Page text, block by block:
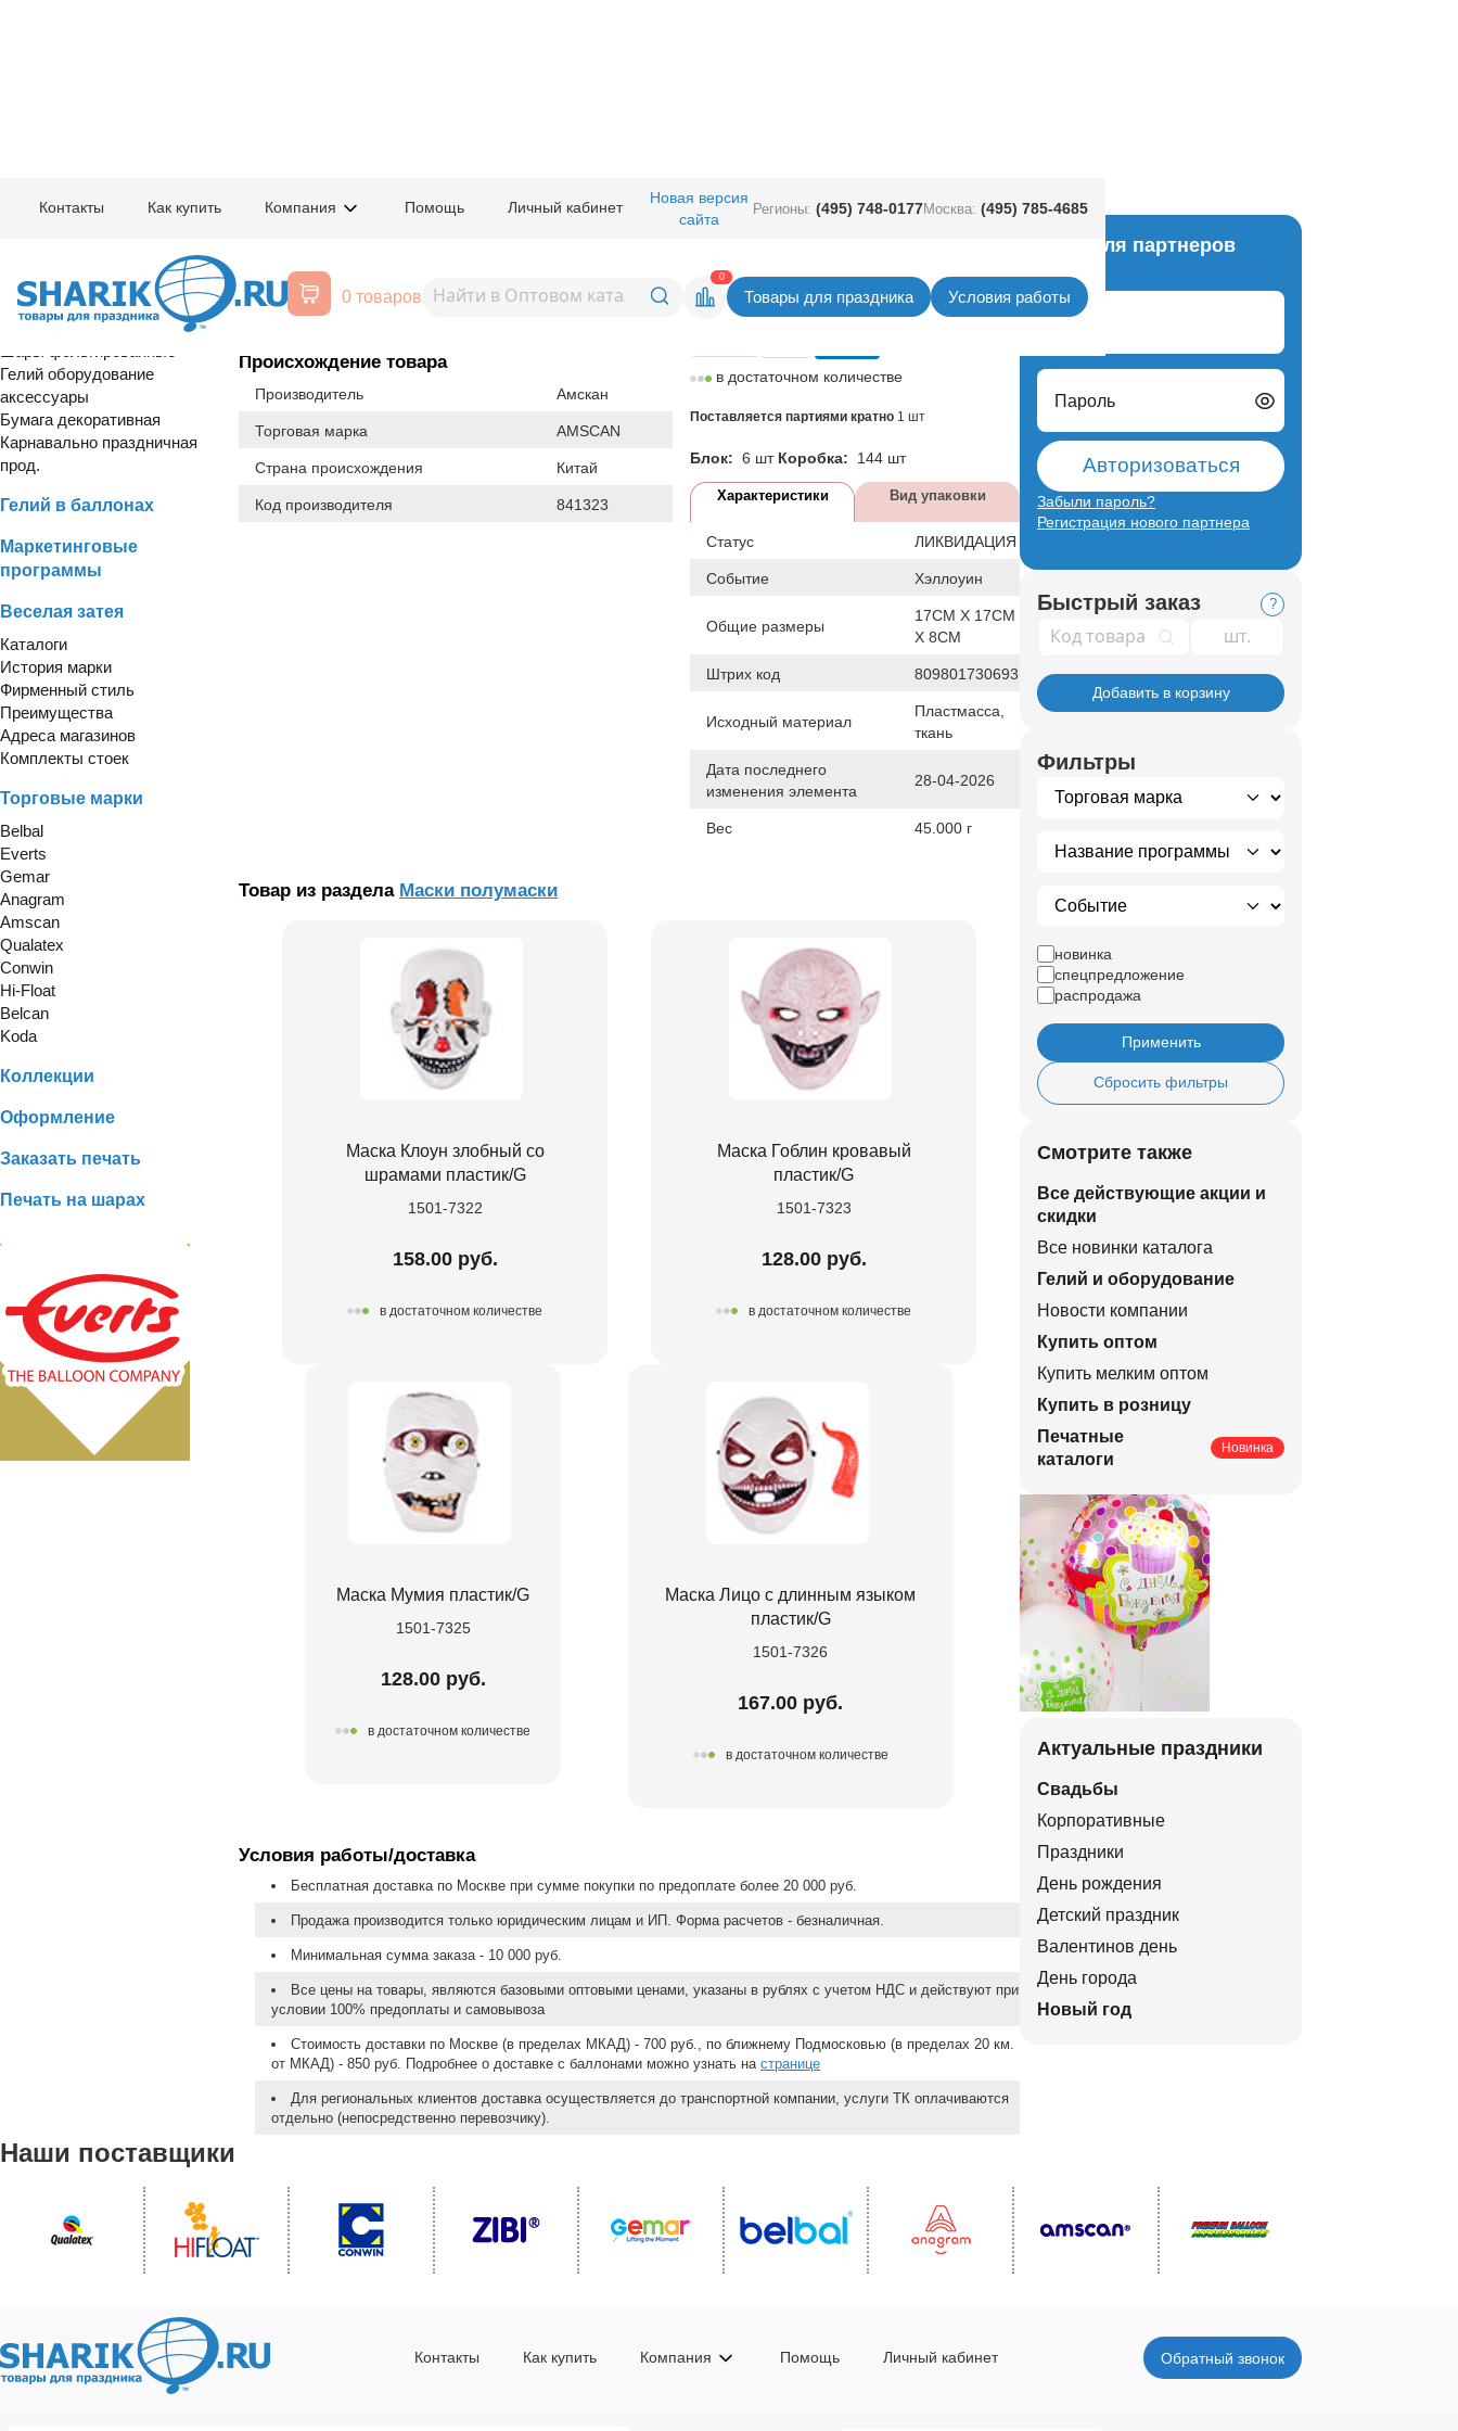
Контакты Как купить Компания Помощь Личный кабинет
Новая версия
сайта
Регионы: (495) 748-0177Москва: (495) 785-4685
0 товаров
0
Товары для праздника Условия работы
Расширенный поиск
Шары латексные
Гелий оборудование
аксессуары
Бумага декоративная
Карнавально праздничная
прод.
Гелий в баллонах
Маркетинговые
программы
Веселая затея
Каталоги
История марки
Фирменный стиль
Преимущества
Адреса магазинов
Комплекты стоек
Торговые марки
Belbal
Everts
Gemar
Anagram
Amscan
Qualatex
Conwin
Hi-Float
Belcan
Koda
Коллекции
Оформление
Заказать печать
Печать на шарах
1501-3058 Вернуться в раздел Маски полумаски
Происхождение товара
Производитель Амскан
Торговая марка AMSCAN
Страна происхождения Китай
Код производителя 841323
Цена 475,00 руб. за шт
в достаточном количестве
Поставляется партиями кратно 1 шт
Блок: 6 шт Коробка: 144 шт
Характеристики Вид упаковки
Статус ЛИКВИДАЦИЯ
Событие Хэллоуин
Общие размеры
17СМ X 17СМ
X 8СМ
Штрих код 809801730693
Исходный материал
Пластмасса,
ткань
Дата последнего
изменения элемента
28-04-2026
Вес 45.000 г
Товар из раздела Маски полумаски
Маска Клоун злобный со
шрамами пластик/G
1501-7322
158.00 руб.
в достаточном количестве
Маска Гоблин кровавый
пластик/G
1501-7323
128.00 руб.
в достаточном количестве
Маска Мумия пластик/G
1501-7325
128.00 руб.
в достаточном количестве
Маска Лицо с длинным языком
пластик/G
1501-7326
167.00 руб.
в достаточном количестве
Условия работы/доставка
Бесплатная доставка по Москве при сумме покупки по предоплате более 20 000 руб.
Продажа производится только юридическим лицам и ИП. Форма расчетов - безналичная.
Минимальная сумма заказа - 10 000 руб.
Все цены на товары, являются базовыми оптовыми ценами, указаны в рублях с учетом НДС и действуют при
условии 100% предоплаты и самовывоза
Стоимость доставки по Москве (в пределах МКАД) - 700 руб., по ближнему Подмосковью (в пределах 20 км.
от МКАД) - 850 руб. Подробнее о доставке с баллонами можно узнать на странице
Для региональных клиентов доставка осуществляется до транспортной компании, услуги ТК оплачиваются
отдельно (непосредственно перевозчику).
Вход для партнеров
Логин
Пароль
Авторизоваться
Забыли пароль?
Регистрация нового партнера
Быстрый заказ ?
Код товара
Добавить в корзину
Фильтры
новинка
спецпредложение
распродажа
Применить
Сбросить фильтры
Смотрите также
Все действующие акции и
скидки
Все новинки каталога
Гелий и оборудование
Новости компании
Купить оптом
Купить мелким оптом
Купить в розницу
Печатные
каталоги
Новинка
Актуальные праздники
Свадьбы
Корпоративные
Праздники
День рождения
Детский праздник
Валентинов день
День города
Новый год
Наши поставщики
Контакты Как купить Компания Помощь Личный кабинет Обратный звонок